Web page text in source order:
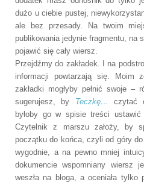
dużo u ciebie pustej,
ale bez przesady. Na twoim
publikowania jedynie fragmentu, na
pojawić się cały wiersz.
Przejdźmy do zakładek. I na
informacji powtarzają się. Moim
zakładki mogłyby pełnić swoje –
sugerujesz, by Teczkę… czytać
byłoby go w spisie treści
Czytelnik z marszu założy, by
początku do końca, czyli od góry
wygodnie, a na pewno mniej
dokumencie wspomniany wiersz
weszła na bloga, a oceniała tylko